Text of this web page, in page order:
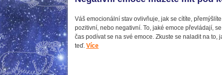
Váš emocionální stav ovlivňuje, jak se cítíte,
pozitivní, nebo negativní. To, jaké emoce převládají,
čas podívat se na své emoce. Zkuste se naladit na to,
teď. Více